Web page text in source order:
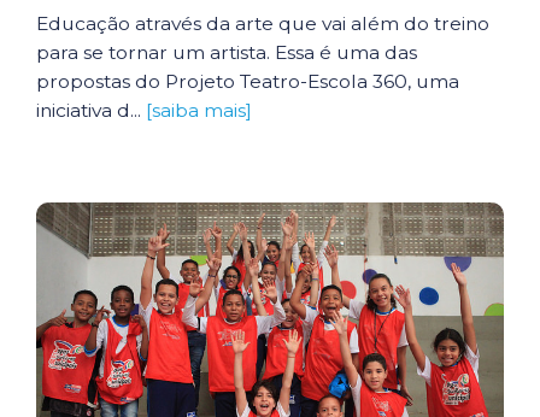
Educação através da arte que vai além do treino
para se tornar um artista. Essa é uma das
propostas do Projeto Teatro-Escola 360, uma
iniciativa d... [saiba mais]